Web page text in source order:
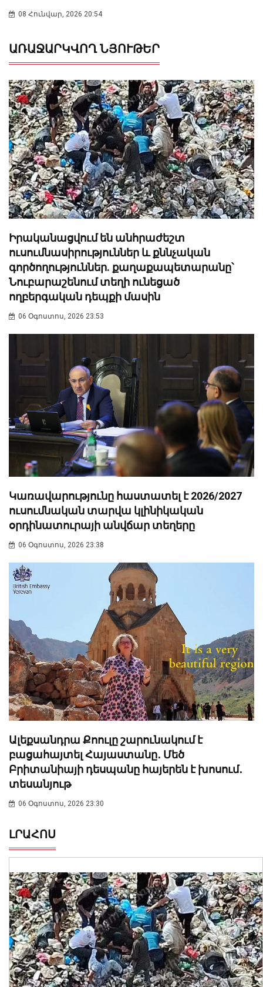
08 Հունվար, 2026 20:54
ԱՌԱՋԱՐԿՎՈՂ ՆՅՈՒԹԵՐ
Իրականացվում են անհրաժեշտ
ուսումնասիրություններ և քննչական
գործողություններ. քաղաքապետարանը՝
Նուբարաշենում տեղի ունեցած
ողբերգական դեպքի մասին
06 Օգոստոս, 2026 23:53
Կառավարությունը հաստատել է 2026/2027
ուսումնական տարվա կլինիկական
օրդինատուրայի անվճար տեղերը
06 Օգոստոս, 2026 23:38
Ալեքսանդրա Քոուլը շարունակում է
բացահայտել Հայաստանը․ Մեծ
Բրիտանիայի դեսպանը հայերեն է խոսում․
տեսանյութ
06 Օգոստոս, 2026 23:30
ԼՐԱՀՈՍ